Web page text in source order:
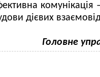
комунікація
дієвих
Головне